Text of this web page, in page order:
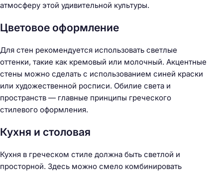
атмосферу этой удивительной культуры.
Цветовое оформление
Для стен рекомендуется использовать светлые
оттенки, такие как кремовый или молочный. Акцентные
стены можно сделать с использованием синей краски
или художественной росписи. Обилие света и
пространств — главные принципы греческого
стилевого оформления.
Кухня и столовая
Кухня в греческом стиле должна быть светлой и
просторной. Здесь можно смело комбинировать